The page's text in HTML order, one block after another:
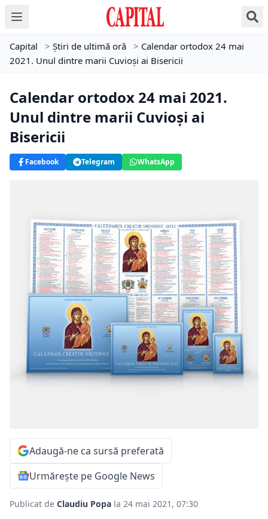
Capital > Știri de ultimă oră > Calendar ortodox 24 mai
2021. Unul dintre marii Cuvioși ai Bisericii
Calendar ortodox 24 mai 2021.
Unul dintre marii Cuvioși ai
Bisericii
Facebook Telegram WhatsApp
Adaugă-ne ca sursă preferată
Urmărește pe Google News
Publicat de Claudiu Popa la 24 mai 2021, 07:30